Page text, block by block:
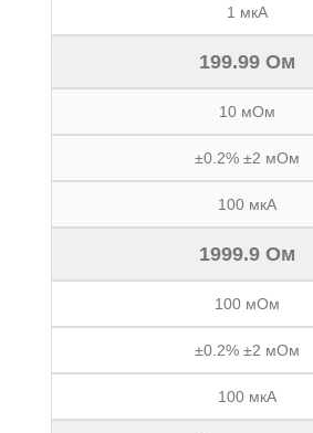
1 мкА
199.99 Ом
10 мОм
±0.2% ±2 мОм
100 мкА
1999.9 Ом
100 мОм
±0.2% ±2 мОм
100 мкА